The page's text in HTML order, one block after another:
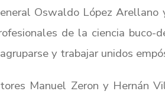
Oswaldo López
de la ciencia buco-
y trabajar unidos
Manuel Zeron y Hernán